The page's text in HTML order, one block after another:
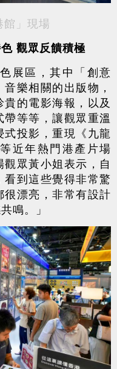
」現場
觀眾反饋積極
展區，其中「創意
樂相關的出版物，
的電影海報，以及
等等，讓觀眾重溫
投影，重現《九龍
近年熱門港產片場
眾黃小姐表示，自
到這些覺得非常驚
漂亮，非常有設計
鳴。」